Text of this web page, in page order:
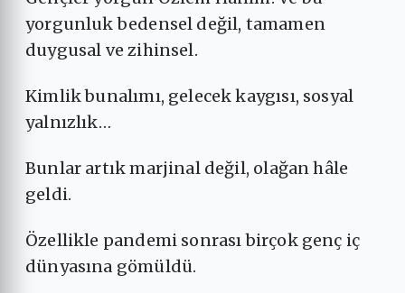
yorgunluk bedensel değil, tamamen
duygusal ve zihinsel.
Kimlik bunalımı, gelecek kaygısı, sosyal
yalnızlık…
Bunlar artık marjinal değil, olağan hâle
geldi.
Özellikle pandemi sonrası birçok genç iç
dünyasına gömüldü.